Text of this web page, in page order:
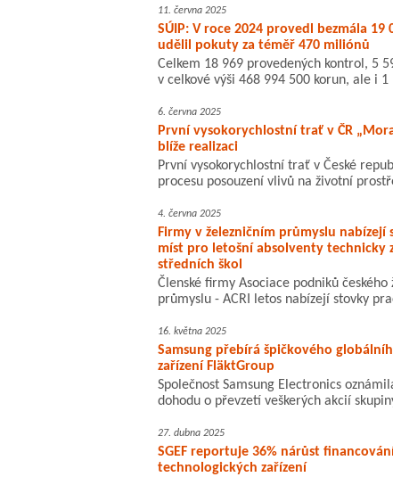
11. června 2025
SÚIP: V roce 2024 provedl bezmála 19
udělil pokuty za téměř 470 miliónů
Celkem 18 969 provedených kontrol, 5
v celkové výši 468 994 500 korun, ale i 1
6. června 2025
První vysokorychlostní trať v ČR
blíže realizaci
První vysokorychlostní trať v České
procesu posouzení vlivů na životní
4. června 2025
Firmy v železničním průmyslu nabízejí
míst pro letošní absolventy technicky
středních škol
Členské firmy Asociace podniků českého
průmyslu - ACRI letos nabízejí stovky
16. května 2025
Samsung přebírá špičkového
zařízení FläktGroup
Společnost Samsung Electronics
dohodu o převzetí veškerých akcií
27. dubna 2025
SGEF reportuje 36% nárůst
technologických zařízení